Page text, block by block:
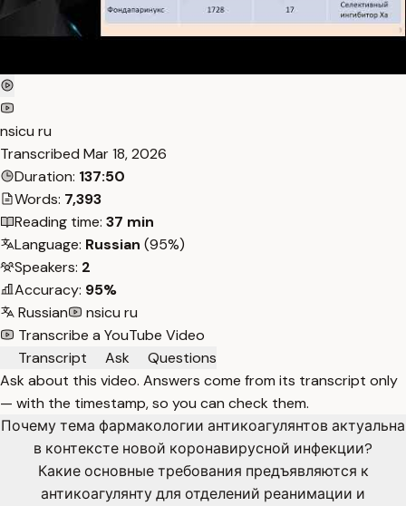
nsicu ru
Transcribed Mar 18, 2026
Duration: 137:50
Words: 7,393
Reading time: 37 min
Language: Russian (95%)
Speakers: 2
Accuracy: 95%
Russian
nsicu ru
Transcribe a YouTube Video
Transcript
Ask
Questions
Ask about this video. Answers come from its transcript only
— with the timestamp, so you can check them.
Почему тема фармакологии антикоагулянтов актуальна
в контексте новой коронавирусной инфекции?
Какие основные требования предъявляются к
антикоагулянту для отделений реанимации и